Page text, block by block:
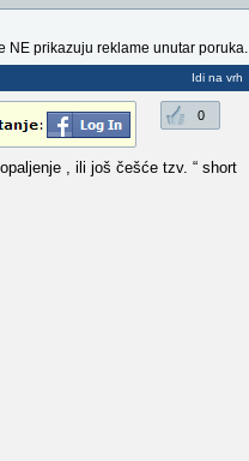
NE prikazuju reklame unutar poruka.
Idi na vrh
0
, ili još češće tzv. “ short